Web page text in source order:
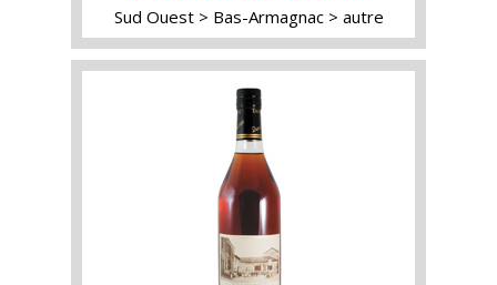
Sud Ouest Bas-Armagnac autre